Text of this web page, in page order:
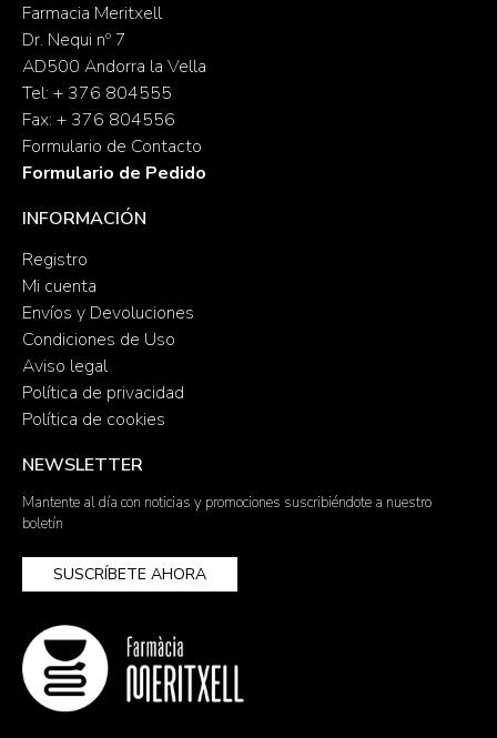
Farmacia Meritxell
Dr. Nequi nº 7
AD500 Andorra la Vella
Tel: + 376 804555
Fax: + 376 804556
Formulario de Contacto
Formulario de Pedido
INFORMACIÓN
Registro
Mi cuenta
Envíos y Devoluciones
Condiciones de Uso
Aviso legal
Política de privacidad
Política de cookies
NEWSLETTER
Mantente al día con noticias y promociones suscribiéndote a nuestro
boletín
SUSCRÍBETE AHORA